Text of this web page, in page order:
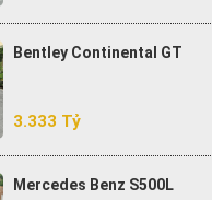
Bentley Continental GT
3.333 Tỷ
Mercedes Benz S500L